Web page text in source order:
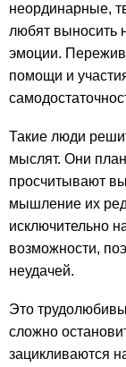
неординарные,
любят выносить
эмоции.
помощи и
Такие люди
мыслят. Они
просчитывают
мышление их
исключительно
возможности,
неудачей.
Это
сложно
зацикливаются